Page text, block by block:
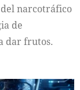
narcotráfico
de
dar frutos.